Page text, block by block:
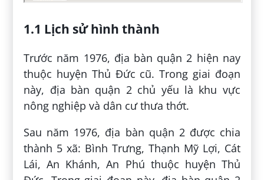
1.1 Lịch sử hình thành
Trước năm 1976, địa bàn quận 2 hiện nay
thuộc huyện Thủ Đức cũ. Trong giai đoạn
này, địa bàn quận 2 chủ yếu là khu vực
nông nghiệp và dân cư thưa thớt.
Sau năm 1976, địa bàn quận 2 được chia
thành 5 xã: Bình Trưng, Thạnh Mỹ Lợi, Cát
Lái, An Khánh, An Phú thuộc huyện Thủ